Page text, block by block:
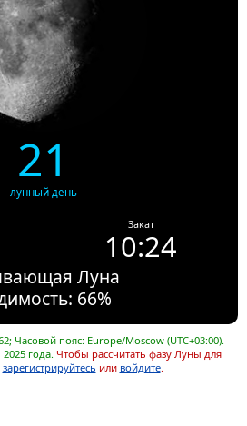
21
лунный день
Закат
10:24
Луна
66%
Часовой пояс: Europe/Moscow (UTC+03:00).
года. Чтобы рассчитать фазу Луны для
зарегистрируйтесь или войдите.